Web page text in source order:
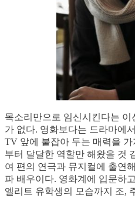
목소리만으로 임신시킨다는
가 없다. 영화보다는 드라마에
TV 앞에 붙잡아 두는 매력을
부터 달달한 역할만 해왔을 것
여 편의 연극과 뮤지컬에 출연
파 배우이다. 영화계에 입문하
엘리트 유학생의 모습까지 조,